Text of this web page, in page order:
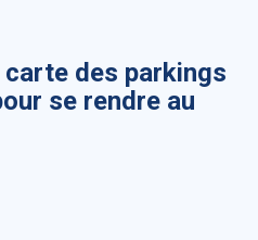
des parkings
se rendre au